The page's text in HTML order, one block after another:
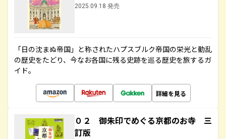
2025.09.18 発売
「日の沈まぬ帝国」と称されたハプスブルク帝国の栄光と動乱
の歴史をたどり、今なお各国に残る史跡を巡る歴史を旅するガ
イド。
詳細を見る
０２ 御朱印でめぐる京都のお寺 三
訂版